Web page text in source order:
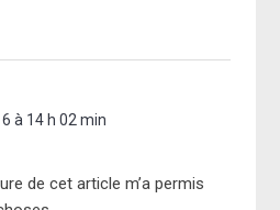
à 14 h 02 min
de cet article m’a permis